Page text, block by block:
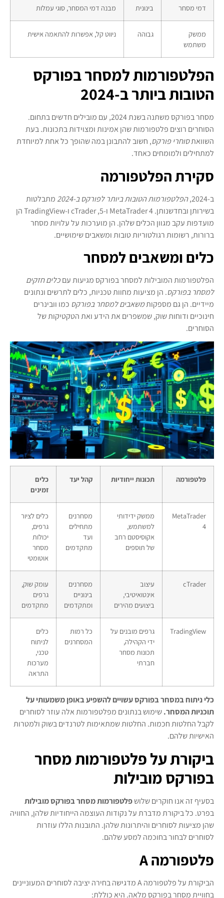
דמי מסחר בינונית מבנה דמי המסחר, סוגי עמלות
ממשק
משתמש
גבוהה ניווט קל, אפשרות להתאמה אישית
הפלטפורמות למסחר בפורקס
הטובות ביותר ב-2024
מסחר בפורקס משתנה בשנת 2024, עם מובילים חדשים בתחום.
הסוחרים רוצים פלטפורמות שהן אמינות ומצוידות בתכונות. בעת
השוואתסוחרי פורקס, חשוב להתבונן במה שהופך כל אחת למיוחדת
למתחילים ולמומחים כאחד.
סקירת הפלטפורמה
ב-2024, הפלטפורמות הטובות ביותר לפורקס ב-2024
מתבלטות
בשירותן ובחדשנותן. MetaTrader 4 ו-5, cTrader ו-TradingView הן
מועדפות עקב מגוון הכלים שלהן. הן מוערכות על עלויות מסחר
ברורות, רשומות רגולטוריות טובות ומשאבים שימושיים.
כלים ומשאבים למסחר
הפלטפורמות המובילות למסחר בפורקס מגיעות עםכלים חזקים
למסחר בפורקס. הן מציעות מחוות טכניות, כלים לתרשים ונתונים
מיידיים. הן גם מספקותמשאבים למסחר בפורקס כמו וובינרים
חינוכיים ודוחות שוק, שמשפרים את הידע ואת הטקטיקות של
הסוחרים.
פלטפורמה תכונות ייחודיות קהל יעד
כלים
זמינים
MetaTrader
4
ממשק ידידותי
למשתמש,
אקוסיסטם רחב
של תוספים
מסחרנים
מתחילים
ועד
מתקדמים
כלים לציור
גרפים,
יכולות
מסחר
אוטומטי
cTrader
עיצוב
אינטואיטיבי,
ביצועים מהירים
מסחרנים
בינוניים
ומתקדמים
עומק שוק,
גרפים
מתקדמים
TradingView
גרפים מובנים על
ידי הקהילה,
תכונות מסחר
חברתי
כל רמות
המסחרנים
כלים
לניתוח
טכני,
מערכות
התראה
כלי ניתוח במסחר בפורקס עשויים להשפיע באופן משמעותי על
תוכניות המסחר.שימוש בנתונים מפלטפורמות אלה עוזר לסוחרים
לקבל החלטות חכמות. החלטות שמתאימות לטרנדים בשוק ולמטרות
האישיות שלהם.
ביקורת על פלטפורמות מסחר
בפורקס מובילות
בסעיף זה אנו חוקרים שלושפלטפורמות מסחר בפורקס מובילות
בפרט. כל ביקורת מדברת על נקודות העוצמה הייחודיות שלהן, החוויה
שהן מציעות לסוחרים והיתרונות שלהן. התובנות הללו עוזרות
לסוחרים לבחור בחוכמה למסע שלהם.
פלטפורמה A
הביקורת על פלטפורמה A מדגישה בחירה יציבה לסוחרים המעוניינים
בחוויית מסחר בפורקס מלאה. היא כוללת: